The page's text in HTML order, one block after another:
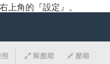
上角的『設定』。